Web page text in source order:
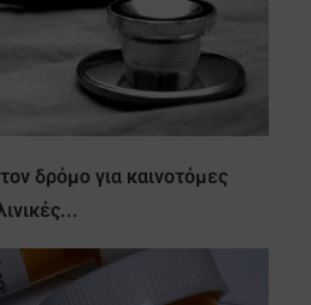
δρόμο για καινοτόμες